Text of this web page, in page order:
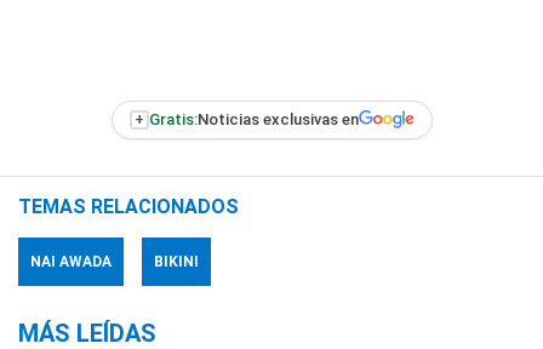
+ Gratis:Noticias exclusivas en
TEMAS RELACIONADOS
NAI AWADA BIKINI
MÁS LEÍDAS